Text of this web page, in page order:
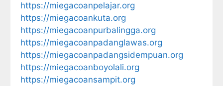
https://miegacoanpelajar.org
https://miegacoankuta.org
https://miegacoanpurbalingga.org
https://miegacoanpadanglawas.org
https://miegacoanpadangsidempuan.org
https://miegacoanboyolali.org
https://miegacoansampit.org